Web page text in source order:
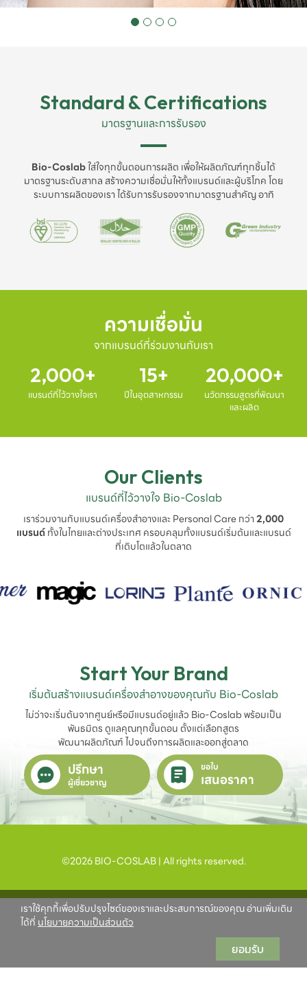
Standard & Certifications
มาตรฐานและการรับรอง
Bio-Coslabใส่ใจทุกขั้นตอนการผลิต เพื่อให้ผลิตภัณฑ์ทุกชิ้นได้
มาตรฐานระดับสากล สร้างความเชื่อมั่นให้ทั้งแบรนด์และผู้บริโภค โดย
ระบบการผลิตของเรา ได้รับการรับรองจากมาตรฐานสำคัญ อาทิ
ความเชื่อมั่น
จากแบรนด์ที่ร่วมงานกับเรา
2,000
แบรนด์ที่ไว้วางใจเรา
15
ปีในอุตสาหกรรม
20,000
นวัตกรรมสูตรที่พัฒนา
และผลิต
Our Clients
แบรนด์ที่ไว้วางใจ Bio-Coslab
เราร่วมงานกับแบรนด์เครื่องสำอางและ Personal Care กว่า2,000
แบรนด์ทั้งในไทยและต่างประเทศ ครอบคลุมทั้งแบรนด์เริ่มต้นและแบรนด์
ที่เติบโตแล้วในตลาด
Start Your Brand
เริ่มต้นสร้างแบรนด์เครื่องสำอางของคุณกับ Bio-Coslab
ไม่ว่าจะเริ่มต้นจากศูนย์หรือมีแบรนด์อยู่แล้ว Bio-Coslab พร้อมเป็น
พันธมิตร ดูแลคุณทุกขั้นตอน ตั้งแต่เลือกสูตร
พัฒนาผลิตภัณฑ์ ไปจนถึงการผลิตและออกสู่ตลาด
ปรึกษา
ผู้เชี่ยวชาญ
ขอใบ
เสนอราคา
©2026 BIO-COSLAB | All rights reserved.
เราใช้คุกกี้เพื่อปรับปรุงไซต์ของเราและประสบการณ์ของคุณ อ่านเพิ่มเติม
ได้ที่ นโยบายความเป็นส่วนตัว
ยอมรับ